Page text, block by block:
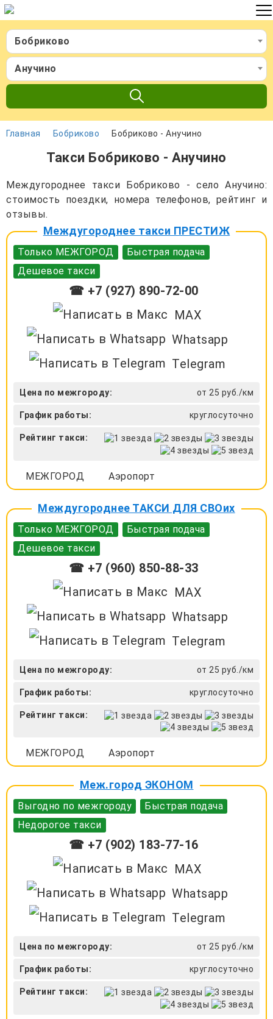
Бобриково
Анучино
Главная Бобриково Бобриково - Анучино
Такси Бобриково - Анучино
Междугороднее такси Бобриково - село Анучино:
стоимость поездки, номера телефонов, рейтинг и
отзывы.
Междугороднее такси ПРЕСТИЖ
Только МЕЖГОРОД
Быстрая подача
Дешевое такси
☎ +7 (927) 890-72-00
MAX
Whatsapp
Telegram
Цена по межгороду: от 25 руб./км
График работы: круглосуточно
Рейтинг такси:
МЕЖГОРОД Аэропорт
Междугороднее ТАКСИ ДЛЯ СВОих
Только МЕЖГОРОД
Быстрая подача
Дешевое такси
☎ +7 (960) 850-88-33
MAX
Whatsapp
Telegram
Цена по межгороду: от 25 руб./км
График работы: круглосуточно
Рейтинг такси:
МЕЖГОРОД Аэропорт
Меж.город ЭКОНОМ
Выгодно по межгороду
Быстрая подача
Недорогое такси
☎ +7 (902) 183-77-16
MAX
Whatsapp
Telegram
Цена по межгороду: от 25 руб./км
График работы: круглосуточно
Рейтинг такси: